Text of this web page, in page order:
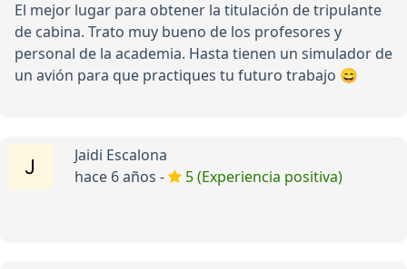
El mejor lugar para obtener la titulación de tripulante
de cabina. Trato muy bueno de los profesores y
personal de la academia. Hasta tienen un simulador de
un avión para que practiques tu futuro trabajo 😄
Jaidi Escalona
hace 6 años -
5 (Experiencia positiva)